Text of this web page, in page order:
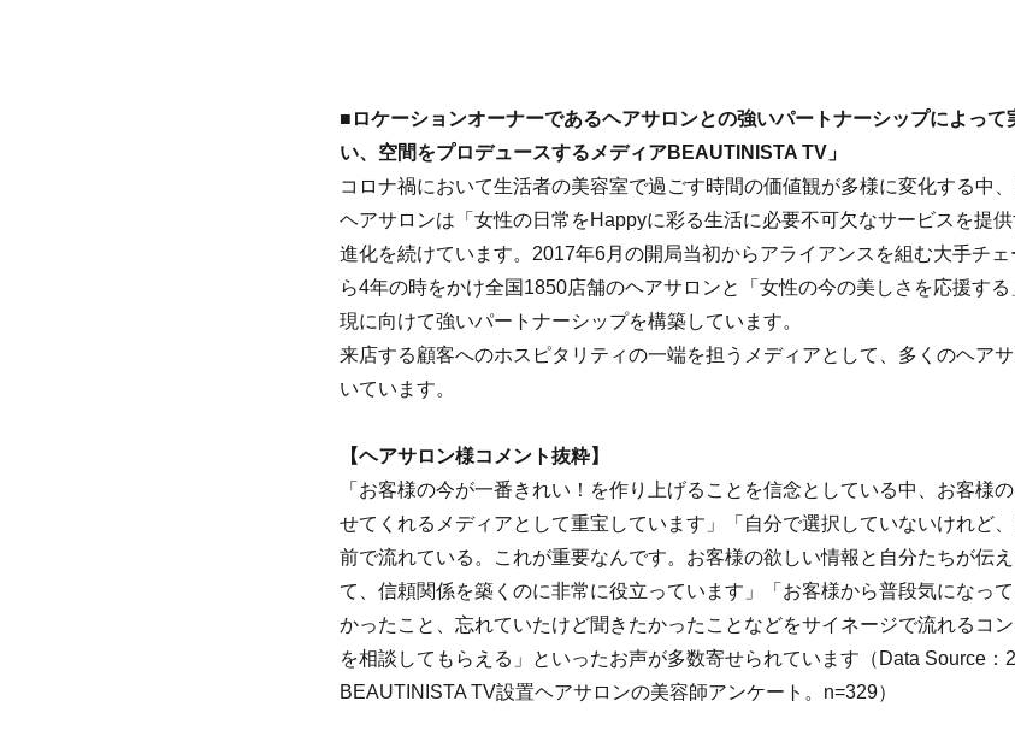
■ロケーションオーナーであるヘアサロンとの強いパートナーシップによって
い、空間をプロデュースするメディアBEAUTINISTA TV」
コロナ禍において生活者の美容室で過ごす時間の価値観が多様に変化する中
ヘアサロンは「女性の日常をHappyに彩る生活に必要不可欠なサービスを提
進化を続けています。2017年6月の開局当初からアライアンスを組む大手チ
ら4年の時をかけ全国1850店舗のヘアサロンと「女性の今の美しさを応援す
現に向けて強いパートナーシップを構築しています。
来店する顧客へのホスピタリティの一端を担うメディアとして、多くのヘア
いています。
【ヘアサロン様コメント抜粋】
「お客様の今が一番きれい！を作り上げることを信念としている中、お客様
せてくれるメディアとして重宝しています」「自分で選択していないけれど
前で流れている。これが重要なんです。お客様の欲しい情報と自分たちが伝
て、信頼関係を築くのに非常に役立っています」「お客様から普段気になっ
かったこと、忘れていたけど聞きたかったことなどをサイネージで流れるコ
を相談してもらえる」といったお声が多数寄せられています（Data Source：
BEAUTINISTA TV設置ヘアサロンの美容師アンケート。n=329）